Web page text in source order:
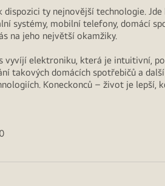
ty nejnovější technologie.
systémy, mobilní telefony, domácí
na jeho největší okamžiky.
vyvíjí elektroniku, která je intuitivní,
takových domácích spotřebičů a
Koneckonců – život je lepší,